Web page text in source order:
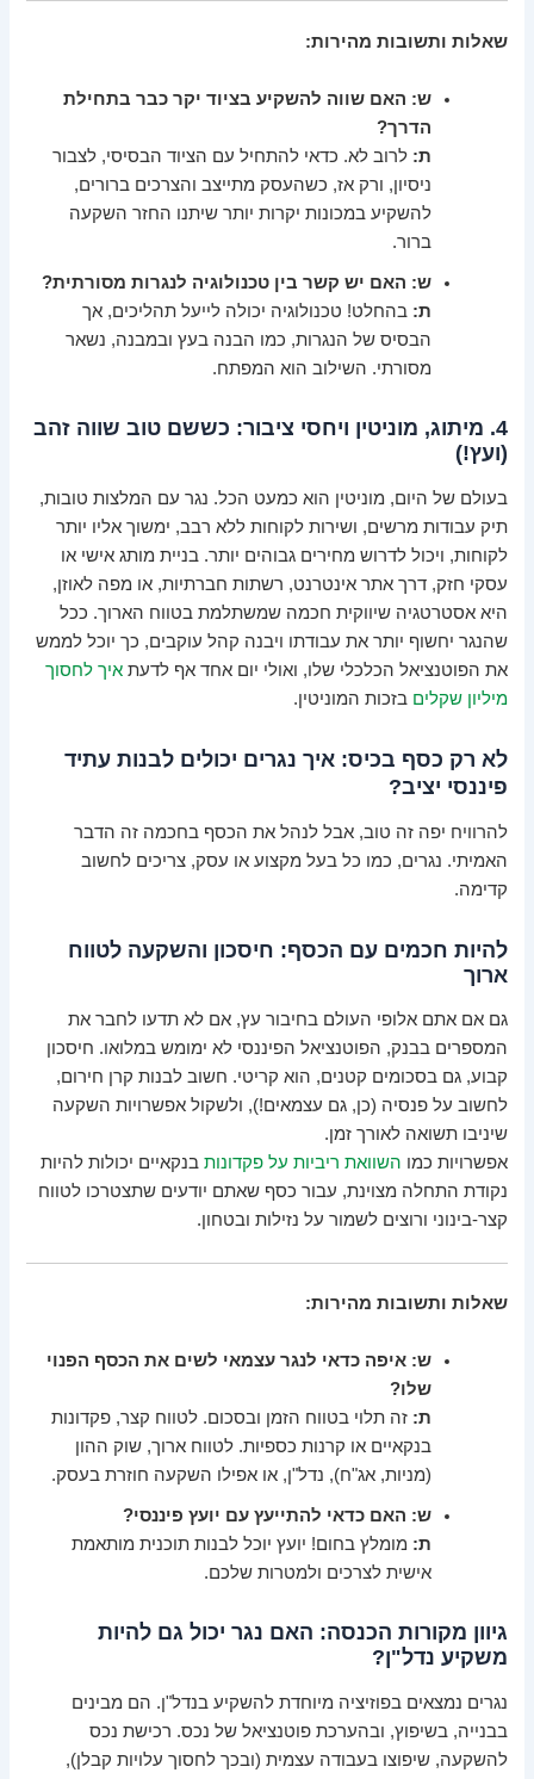
שאלות ותשובות מהירות:
ש: האם שווה להשקיע בציוד יקר כבר בתחילת
הדרך?
ת: לרוב לא. כדאי להתחיל עם הציוד הבסיסי, לצבור
ניסיון, ורק אז, כשהעסק מתייצב והצרכים ברורים,
להשקיע במכונות יקרות יותר שיתנו החזר השקעה
ברור.
ש: האם יש קשר בין טכנולוגיה לנגרות מסורתית?
ת: בהחלט! טכנולוגיה יכולה לייעל תהליכים, אך
הבסיס של הנגרות, כמו הבנה בעץ ובמבנה, נשאר
מסורתי. השילוב הוא המפתח.
4. מיתוג, מוניטין ויחסי ציבור: כששם טוב שווה זהב
(ועץ!)
בעולם של היום, מוניטין הוא כמעט הכל. נגר עם המלצות טובות,
תיק עבודות מרשים, ושירות לקוחות ללא רבב, ימשוך אליו יותר
לקוחות, ויכול לדרוש מחירים גבוהים יותר. בניית מותג אישי או
עסקי חזק, דרך אתר אינטרנט, רשתות חברתיות, או מפה לאוזן,
היא אסטרטגיה שיווקית חכמה שמשתלמת בטווח הארוך. ככל
שהנגר יחשוף יותר את עבודתו ויבנה קהל עוקבים, כך יוכל לממש
את הפוטנציאל הכלכלי שלו, ואולי יום אחד אף לדעתאיך לחסוך
מיליון שקלים בזכות המוניטין.
לא רק כסף בכיס: איך נגרים יכולים לבנות עתיד
פיננסי יציב?
להרוויח יפה זה טוב, אבל לנהל את הכסף בחכמה זה הדבר
האמיתי. נגרים, כמו כל בעל מקצוע או עסק, צריכים לחשוב
קדימה.
להיות חכמים עם הכסף: חיסכון והשקעה לטווח
ארוך
גם אם אתם אלופי העולם בחיבור עץ, אם לא תדעו לחבר את
המספרים בבנק, הפוטנציאל הפיננסי לא ימומש במלואו. חיסכון
קבוע, גם בסכומים קטנים, הוא קריטי. חשוב לבנות קרן חירום,
לחשוב על פנסיה (כן, גם עצמאים!), ולשקול אפשרויות השקעה
שיניבו תשואה לאורך זמן.
אפשרויות כמו השוואת ריביות על פקדונות בנקאיים יכולות להיות
נקודת התחלה מצוינת, עבור כסף שאתם יודעים שתצטרכו לטווח
קצר-בינוני ורוצים לשמור על נזילות ובטחון.
שאלות ותשובות מהירות:
ש: איפה כדאי לנגר עצמאי לשים את הכסף הפנוי
שלו?
ת: זה תלוי בטווח הזמן ובסכום. לטווח קצר, פקדונות
בנקאיים או קרנות כספיות. לטווח ארוך, שוק ההון
(מניות, אג"ח), נדל"ן, או אפילו השקעה חוזרת בעסק.
ש: האם כדאי להתייעץ עם יועץ פיננסי?
ת: מומלץ בחום! יועץ יוכל לבנות תוכנית מותאמת
אישית לצרכים ולמטרות שלכם.
גיוון מקורות הכנסה: האם נגר יכול גם להיות
משקיע נדל"ן?
נגרים נמצאים בפוזיציה מיוחדת להשקיע בנדל"ן. הם מבינים
בבנייה, בשיפוץ, ובהערכת פוטנציאל של נכס. רכישת נכס
להשקעה, שיפוצו בעבודה עצמית (ובכך לחסוך עלויות קבלן),